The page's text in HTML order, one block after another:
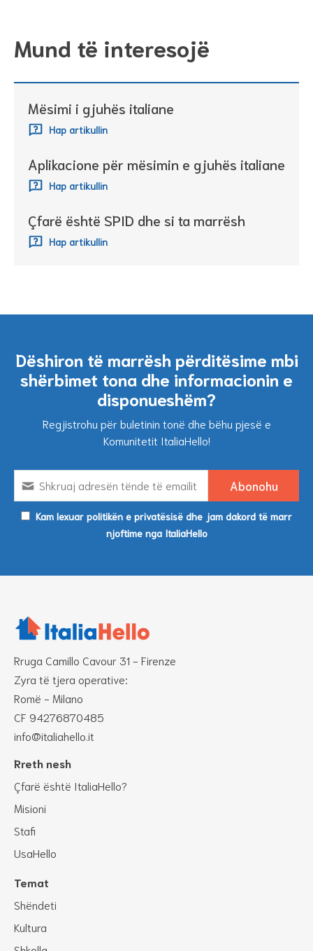
Mund të interesojë
Mësimi i gjuhës italiane
Hap artikullin
Aplikacione për mësimin e gjuhës italiane
Hap artikullin
Çfarë është SPID dhe si ta marrësh
Hap artikullin
Dëshiron të marrësh përditësime mbi
shërbimet tona dhe informacionin e
disponueshëm?
Regjistrohu për buletinin tonë dhe bëhu pjesë e
Komunitetit ItaliaHello!
Kam lexuar politikën e privatësisë dhe jam dakord të marr
njoftime nga ItaliaHello
Rruga Camillo Cavour 31 - Firenze
Zyra të tjera operative:
Romë - Milano
CF 94276870485
info@italiahello.it
Rreth nesh
Çfarë është ItaliaHello?
Misioni
Stafi
UsaHello
Temat
Shëndeti
Kultura